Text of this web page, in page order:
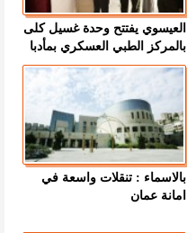
العيسوي يفتتح وحدة غسيل كلى
بالمركز الطبي العسكري بمأدبا
بالاسماء : تنقلات واسعة في
امانة عمان